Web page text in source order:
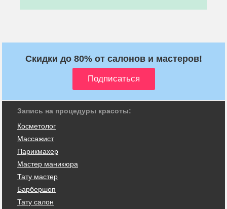
Скидки до 80% от салонов и мастеров!
Запись на процедуры красоты:
Косметолог
Массажист
Парикмахер
Мастер маникюра
Тату мастер
Барбершоп
Тату салон